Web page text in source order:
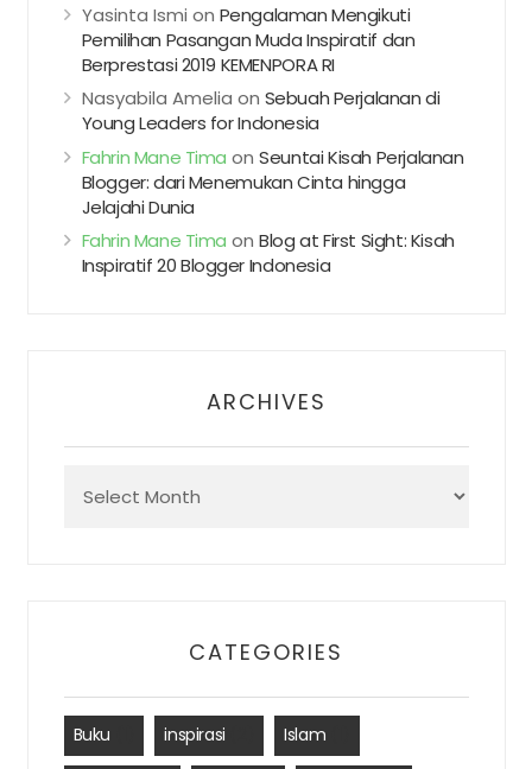
Yasinta Ismi on Pengalaman Mengikuti
Pemilihan Pasangan Muda Inspiratif dan
Berprestasi 2019 KEMENPORA RI
Nasyabila Amelia on Sebuah Perjalanan di
Young Leaders for Indonesia
Fahrin Mane Tima onSeuntai Kisah Perjalanan
Blogger: dari Menemukan Cinta hingga
Jelajahi Dunia
Fahrin Mane Tima onBlog at First Sight: Kisah
Inspiratif 20 Blogger Indonesia
ARCHIVES
CATEGORIES
Buku inspirasi Islam